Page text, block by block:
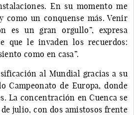
En su momento me
como un conquense más. Venir
es un gran orgullo”, expresa
que le invaden los recuerdos:
como en casa”.
al Mundial gracias a su
Campeonato de Europa, donde
La concentración en Cuenca se
julio, con dos amistosos frente